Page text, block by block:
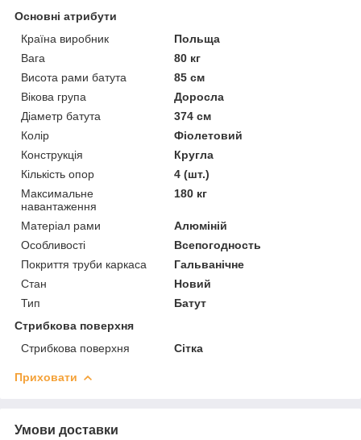
Основні атрибути
Країна виробник
Польща
Вага
80 кг
Висота рами батута
85 см
Вікова група
Доросла
Діаметр батута
374 см
Колір
Фіолетовий
Конструкція
Кругла
Кількість опор
4 (шт.)
Максимальне
навантаження
180 кг
Матеріал рами
Алюміній
Особливості
Всепогодность
Покриття труби каркаса
Гальванічне
Стан
Новий
Тип
Батут
Стрибкова поверхня
Стрибкова поверхня
Сітка
Приховати
Умови доставки